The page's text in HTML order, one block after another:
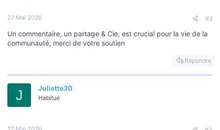
27 Mai 2026 #2
Un commentaire, un partage & Cie, est crucial pour la vie de la
communauté, merci de votre soutien
Répondre
J Juliette30
Habitué